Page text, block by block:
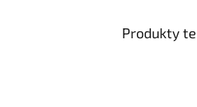
Produkty